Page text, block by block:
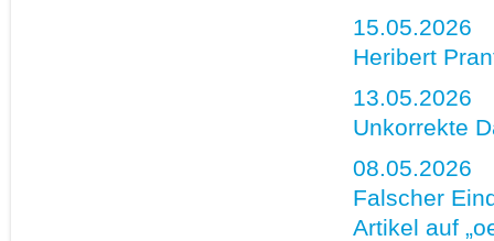
15.05.2026
Heribert
13.05.2026
Unkorrekte
08.05.2026
Falscher
Artikel auf